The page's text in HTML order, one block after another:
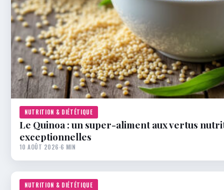
NUTRITION & DIÉTÉTIQUE
Le Quinoa : un super-aliment aux vertus
exceptionnelles
10 AOÛT 2026·6 MIN
NUTRITION & DIÉTÉTIQUE